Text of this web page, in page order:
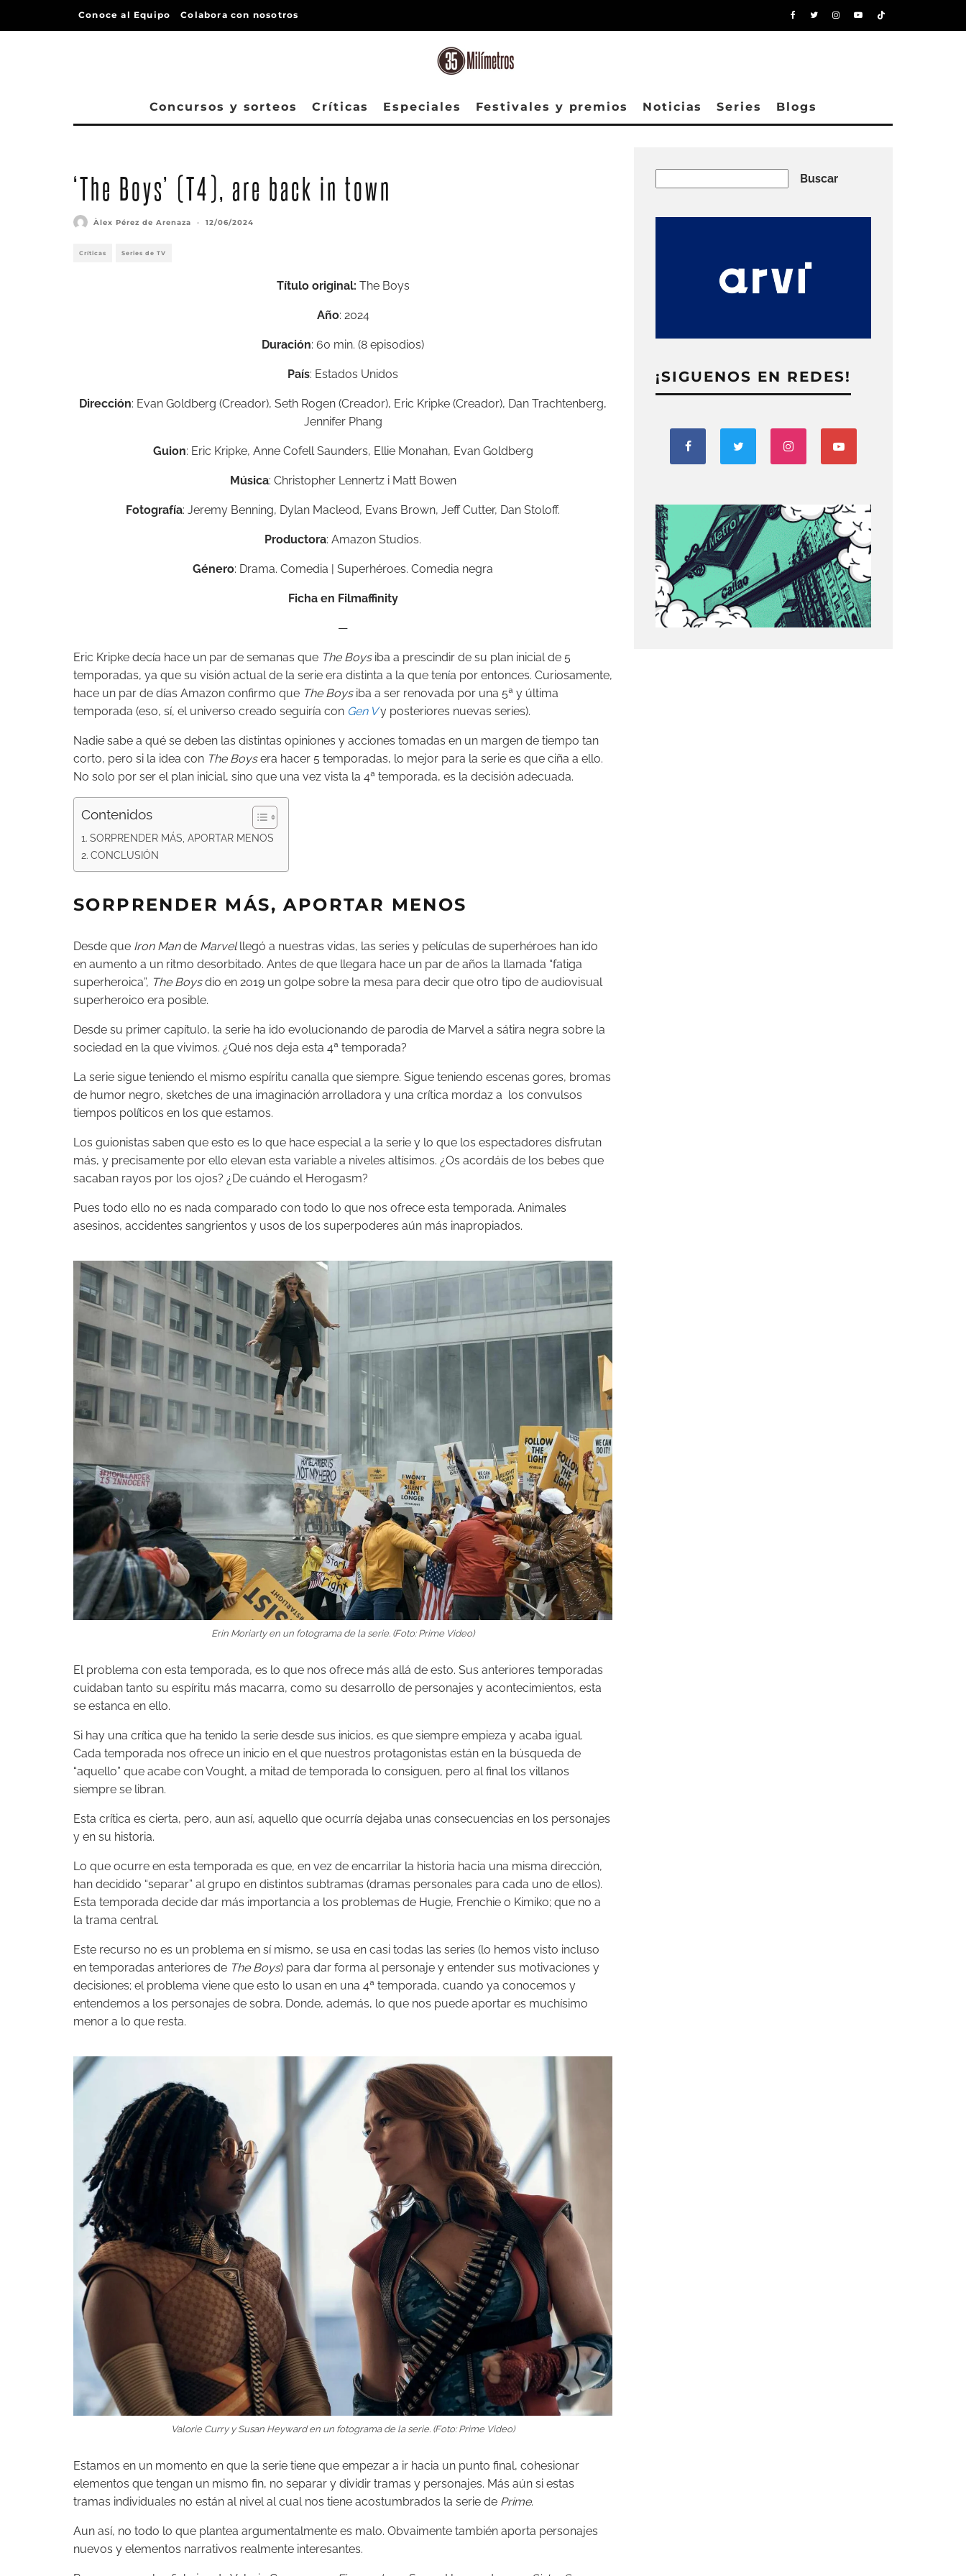
Conoce al Equipo Colabora con nosotros
Concursos y sorteos Críticas Especiales Festivales y premios Noticias Series Blogs
‘The Boys’ (T4), are back in town
Àlex Pérez de Arenaza · 12/06/2024
Críticas Series de TV
Título original: The Boys
Año: 2024
Duración: 60 min. (8 episodios)
País: Estados Unidos
Dirección: Evan Goldberg (Creador), Seth Rogen (Creador), Eric Kripke (Creador), Dan Trachtenberg,
Jennifer Phang
Guion: Eric Kripke, Anne Cofell Saunders, Ellie Monahan, Evan Goldberg
Música: Christopher Lennertz i Matt Bowen
Fotografía: Jeremy Benning, Dylan Macleod, Evans Brown, Jeff Cutter, Dan Stoloff.
Productora: Amazon Studios.
Género: Drama. Comedia | Superhéroes. Comedia negra
Ficha en Filmaffinity
—
Eric Kripke decía hace un par de semanas que The Boys iba a prescindir de su plan inicial de 5
temporadas, ya que su visión actual de la serie era distinta a la que tenía por entonces. Curiosamente,
hace un par de días Amazon confirmo que The Boys iba a ser renovada por una 5ª y última
temporada (eso, sí, el universo creado seguiría con Gen Vy posteriores nuevas series).
Nadie sabe a qué se deben las distintas opiniones y acciones tomadas en un margen de tiempo tan
corto, pero si la idea con The Boysera hacer 5 temporadas, lo mejor para la serie es que ciña a ello.
No solo por ser el plan inicial, sino que una vez vista la 4ª temporada, es la decisión adecuada.
Contenidos
SORPRENDER MÁS, APORTAR MENOS
CONCLUSIÓN
SORPRENDER MÁS, APORTAR MENOS
Desde que Iron Mande Marvelllegó a nuestras vidas, las series y películas de superhéroes han ido
en aumento a un ritmo desorbitado. Antes de que llegara hace un par de años la llamada “fatiga
superheroica”, The Boysdio en 2019 un golpe sobre la mesa para decir que otro tipo de audiovisual
superheroico era posible.
Desde su primer capítulo, la serie ha ido evolucionando de parodia de Marvel a sátira negra sobre la
sociedad en la que vivimos. ¿Qué nos deja esta 4ª temporada?
La serie sigue teniendo el mismo espíritu canalla que siempre. Sigue teniendo escenas gores, bromas
de humor negro, sketches de una imaginación arrolladora y una crítica mordaz a los convulsos
tiempos políticos en los que estamos.
Los guionistas saben que esto es lo que hace especial a la serie y lo que los espectadores disfrutan
más, y precisamente por ello elevan esta variable a niveles altísimos. ¿Os acordáis de los bebes que
sacaban rayos por los ojos? ¿De cuándo el Herogasm?
Pues todo ello no es nada comparado con todo lo que nos ofrece esta temporada. Animales
asesinos, accidentes sangrientos y usos de los superpoderes aún más inapropiados.
Erin Moriarty en un fotograma de la serie. (Foto: Prime Video)
El problema con esta temporada, es lo que nos ofrece más allá de esto. Sus anteriores temporadas
cuidaban tanto su espíritu más macarra, como su desarrollo de personajes y acontecimientos, esta
se estanca en ello.
Si hay una crítica que ha tenido la serie desde sus inicios, es que siempre empieza y acaba igual.
Cada temporada nos ofrece un inicio en el que nuestros protagonistas están en la búsqueda de
“aquello” que acabe con Vought, a mitad de temporada lo consiguen, pero al final los villanos
siempre se libran.
Esta crítica es cierta, pero, aun así, aquello que ocurría dejaba unas consecuencias en los personajes
y en su historia.
Lo que ocurre en esta temporada es que, en vez de encarrilar la historia hacia una misma dirección,
han decidido “separar” al grupo en distintos subtramas (dramas personales para cada uno de ellos).
Esta temporada decide dar más importancia a los problemas de Hugie, Frenchie o Kimiko; que no a
la trama central.
Este recurso no es un problema en sí mismo, se usa en casi todas las series (lo hemos visto incluso
en temporadas anteriores de The Boys) para dar forma al personaje y entender sus motivaciones y
decisiones; el problema viene que esto lo usan en una 4ª temporada, cuando ya conocemos y
entendemos a los personajes de sobra. Donde, además, lo que nos puede aportar es muchísimo
menor a lo que resta.
Valorie Curry y Susan Heyward en un fotograma de la serie. (Foto: Prime Video)
Estamos en un momento en que la serie tiene que empezar a ir hacia un punto final, cohesionar
elementos que tengan un mismo fin, no separar y dividir tramas y personajes. Más aún si estas
tramas individuales no están al nivel al cual nos tiene acostumbrados la serie de Prime.
Aun así, no todo lo que plantea argumentalmente es malo. Obvaimente también aporta personajes
nuevos y elementos narrativos realmente interesantes.
Buscar
¡SIGUENOS EN REDES!